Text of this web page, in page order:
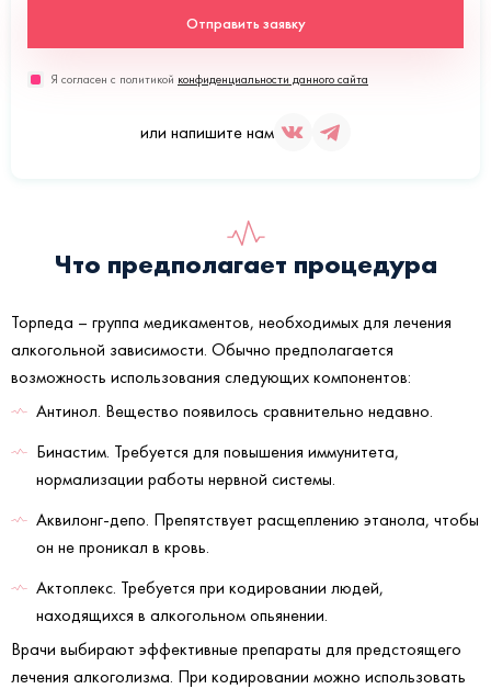
Отправить заявку
Я согласен с политикой конфиденциальности данного сайта
или напишите нам
Что предполагает процедура
Торпеда – группа медикаментов, необходимых для лечения
алкогольной зависимости. Обычно предполагается
возможность использования следующих компонентов:
Антинол. Вещество появилось сравнительно недавно.
Бинастим. Требуется для повышения иммунитета,
нормализации работы нервной системы.
Аквилонг-депо. Препятствует расщеплению этанола, чтобы
он не проникал в кровь.
Актоплекс. Требуется при кодировании людей,
находящихся в алкогольном опьянении.
Врачи выбирают эффективные препараты для предстоящего
лечения алкоголизма. При кодировании можно использовать